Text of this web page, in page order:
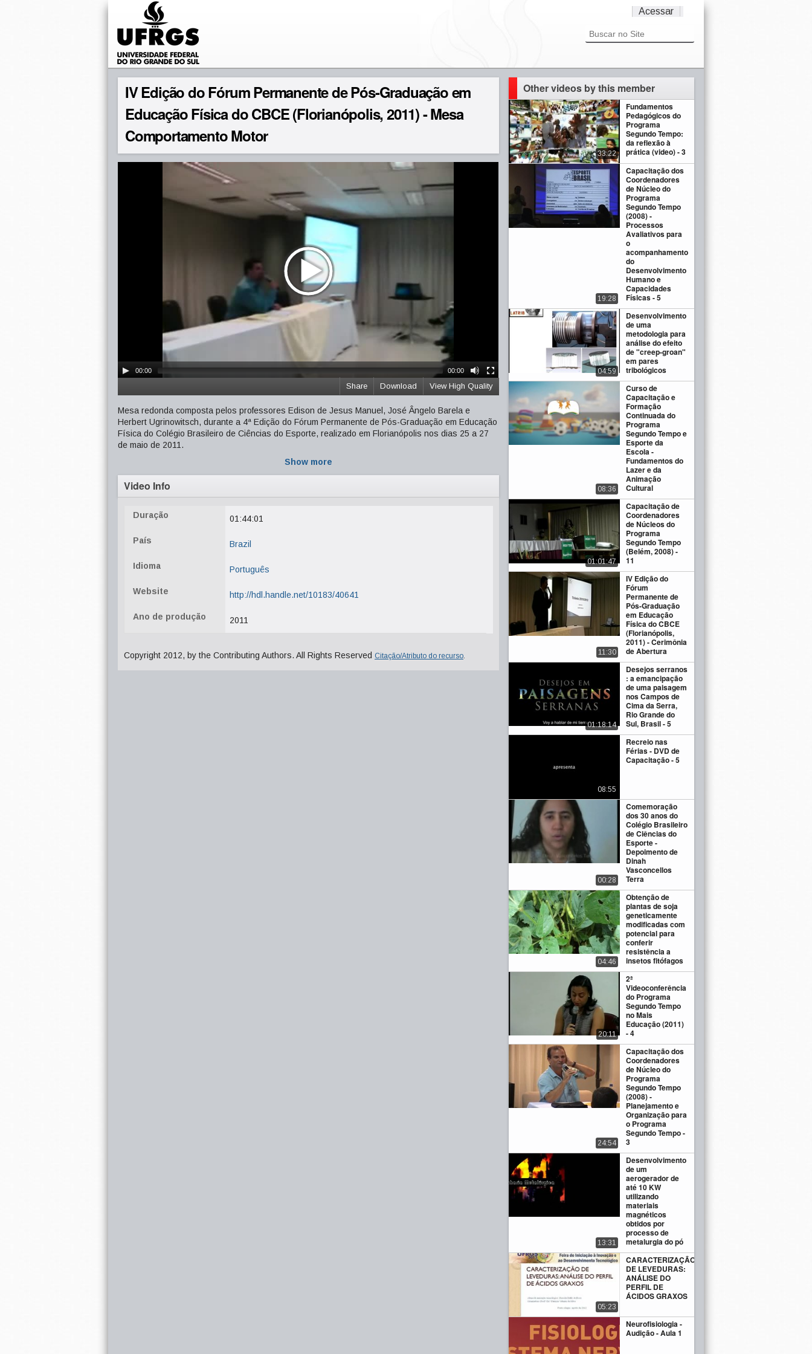
Acessar
IV Edição do Fórum Permanente de Pós-Graduação em
Educação Física do CBCE (Florianópolis, 2011) - Mesa
Comportamento Motor
00:00 00:00
View High Quality
Download
Share
Mesa redonda composta pelos professores Edison de Jesus Manuel, José Ângelo Barela e
Herbert Ugrinowitsch, durante a 4ª Edição do Fórum Permanente de Pós-Graduação em Educação
Física do Colégio Brasileiro de Ciências do Esporte, realizado em Florianópolis nos dias 25 a 27
de maio de 2011.
Show more
Video Info
Duração 01:44:01
País Brazil
Idioma Português
Website http://hdl.handle.net/10183/40641
Ano de produção 2011
Copyright 2012, by the Contributing Authors. All Rights Reserved Citação/Atributo do recurso.
Other videos by this member
Fundamentos
Pedagógicos do
Programa
Segundo Tempo:
da reflexão à
prática (video) - 3
33:22
Capacitação dos
Coordenadores
de Núcleo do
Programa
Segundo Tempo
(2008) -
Processos
Avaliativos para
o
acompanhamento
do
Desenvolvimento
Humano e
Capacidades
Físicas - 5
19:28
Desenvolvimento
de uma
metodologia para
análise do efeito
de "creep-groan"
em pares
tribológicos
04:59
Curso de
Capacitação e
Formação
Continuada do
Programa
Segundo Tempo e
Esporte da
Escola -
Fundamentos do
Lazer e da
Animação
Cultural
08:36
Capacitação de
Coordenadores
de Núcleos do
Programa
Segundo Tempo
(Belém, 2008) -
11
01:01:47
IV Edição do
Fórum
Permanente de
Pós-Graduação
em Educação
Física do CBCE
(Florianópolis,
2011) - Cerimônia
de Abertura
11:30
Desejos serranos
: a emancipação
de uma paisagem
nos Campos de
Cima da Serra,
Rio Grande do
Sul, Brasil - 5
01:18:14
Recreio nas
Férias - DVD de
Capacitação - 5
08:55
Comemoração
dos 30 anos do
Colégio Brasileiro
de Ciências do
Esporte -
Depoimento de
Dinah
Vasconcellos
Terra
00:28
Obtenção de
plantas de soja
geneticamente
modificadas com
potencial para
conferir
resistência a
insetos fitófagos
04:46
2ª
Videoconferência
do Programa
Segundo Tempo
no Mais
Educação (2011)
- 4
20:11
Capacitação dos
Coordenadores
de Núcleo do
Programa
Segundo Tempo
(2008) -
Planejamento e
Organização para
o Programa
Segundo Tempo -
3
24:54
Desenvolvimento
de um
aerogerador de
até 10 KW
utilizando
materiais
magnéticos
obtidos por
processo de
metalurgia do pó
13:31
CARACTERIZAÇÃO
DE LEVEDURAS:
ANÁLISE DO
PERFIL DE
ÁCIDOS GRAXOS
05:23
Neurofisiologia -
Audição - Aula 1